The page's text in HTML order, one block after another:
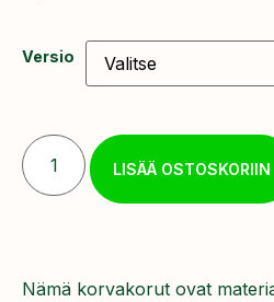
Versio
LISÄÄ OSTOSKORIIN
Nämä korvakorut ovat